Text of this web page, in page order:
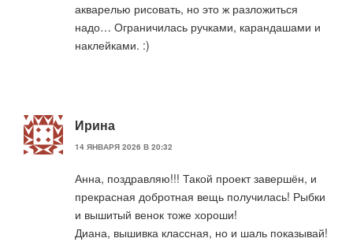
акварелью рисовать, но это ж разложиться
надо… Ограничилась ручками, карандашами и
наклейками. :)
Ирина
14 ЯНВАРЯ 2026 В 20:32
Анна, поздравляю!!! Такой проект завершён, и
прекрасная добротная вещь получилась! Рыбки
и вышитый венок тоже хороши!
Диана, вышивка классная, но и шаль показывай!